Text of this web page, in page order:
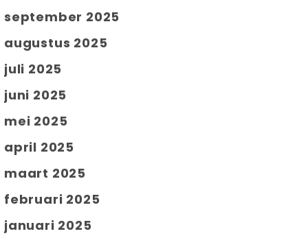
september 2025
augustus 2025
juli 2025
juni 2025
mei 2025
april 2025
maart 2025
februari 2025
januari 2025